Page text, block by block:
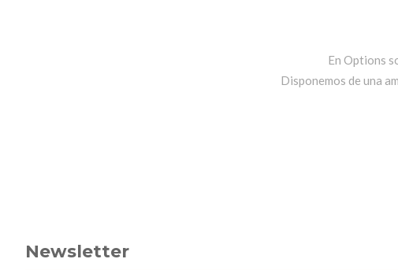
En Options
Disponemos de una
Newsletter